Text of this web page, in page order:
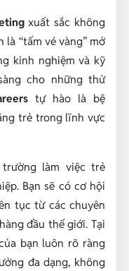
xuất sắc không
“tấm vé vàng” mở
kinh nghiệm và kỹ
cho những thử
tự hào là bệ
trẻ trong lĩnh vực
làm việc trẻ
Bạn sẽ có cơ hội
tục từ các chuyên
đầu thế giới. Tại
bạn luôn rõ ràng
đa dạng, không